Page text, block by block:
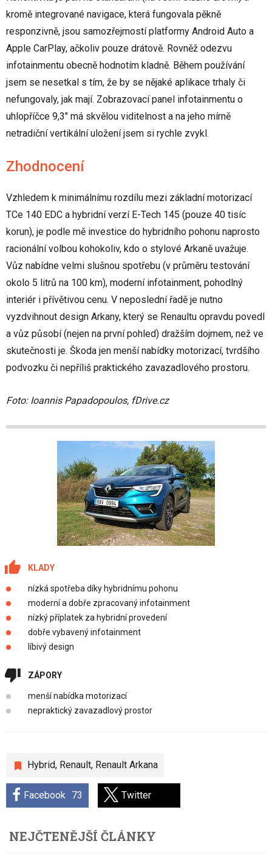
kromě integrované navigace, která fungovala pěkně
responzivně, jsou samozřejmostí platformy Android Auto a
Apple CarPlay, ačkoliv pouze drátově. Rovněž odezvu
infotainmentu obecně hodnotím kladně. Během používání
jsem se nesetkal s tím, že by se nějaké aplikace trhaly či
nefungovaly, jak mají. Zobrazovací panel infotainmentu o
uhlopříčce 9,3" má skvělou viditelnost a na jeho mírně
netradiční vertikální uložení jsem si rychle zvykl.
Zhodnocení
Vzhledem k minimálnímu rozdílu mezi základní motorizací
TCe 140 EDC a hybridní verzí E-Tech 145 (pouze 40 tisíc
korun), je podle mě investice do hybridního pohonu naprosto
racionální volbou kohokoliv, kdo o stylové Arkaně uvažuje.
Vůz nabídne velmi slušnou spotřebu (v průměru testování
okolo 5 litrů na 100 km), moderní infotainment, pohodlný
interiér i přívětivou cenu. V neposlední řadě je nutno
vyzdvihnout design Arkany, který se Renaultu opravdu povedl
a vůz působí (nejen na první pohled) dražším dojmem, než ve
skutečnosti je. Škoda jen menší nabídky motorizací, tvrdšího
podvozku či nepříliš praktického zavazadlového prostoru.
Foto: Ioannis Papadopoulos, fDrive.cz
KLADY
nízká spotřeba díky hybridnímu pohonu
moderní a dobře zpracovaný infotainment
nízký příplatek za hybridní provedení
dobře vybavený infotainment
líbivý design
ZÁPORY
menší nabídka motorizací
nepraktický zavazadlový prostor
Hybrid, Renault, Renault Arkana
Facebook 73 Twitter
NEJČTENĚJŠÍ ČLÁNKY